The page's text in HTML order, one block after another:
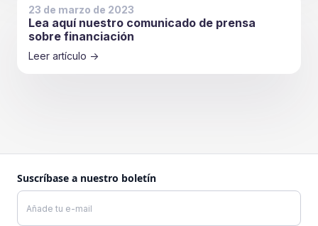
23 de marzo de 2023
Lea aquí nuestro comunicado de prensa
sobre financiación
Leer artículo ->
Suscríbase a nuestro boletín